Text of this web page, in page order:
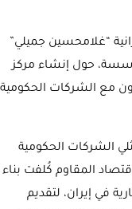
“غلامحسين جميلي”
حول إنشاء مركز
مع الشركات الحكومية
الشركات الحكومية
المقاوم كُلفت بناء
في إيران، لتقديم